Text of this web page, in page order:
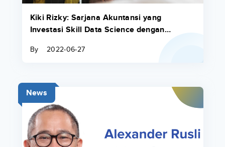
Kiki Rizky: Sarjana Akuntansi yang
Investasi Skill Data Science dengan
By 2022-06-27
News